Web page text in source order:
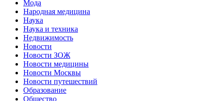
Мода
Народная медицина
Наука
Наука и техника
Недвижимость
Новости
Новости ЗОЖ
Новости медицины
Новости Москвы
Новости путешествий
Образование
Общество